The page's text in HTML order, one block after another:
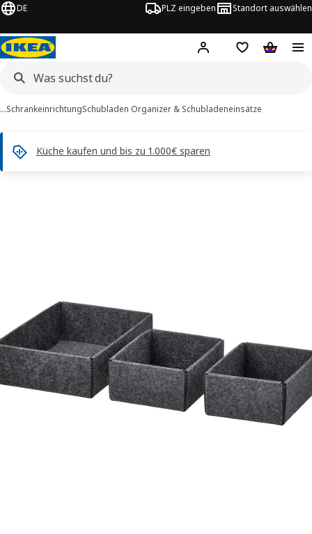
DE PLZ eingeben Standort auswählen
Hej! Hier einloggen
Merkzettel
…SchrankeinrichtungSchubladen Organizer & Schubladeneinsätze
Küche kaufen und bis zu 1.000€ sparen